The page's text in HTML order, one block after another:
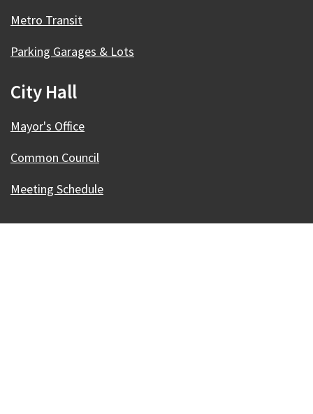
Metro Transit
Parking Garages & Lots
City Hall
Mayor's Office
Common Council
Meeting Schedule